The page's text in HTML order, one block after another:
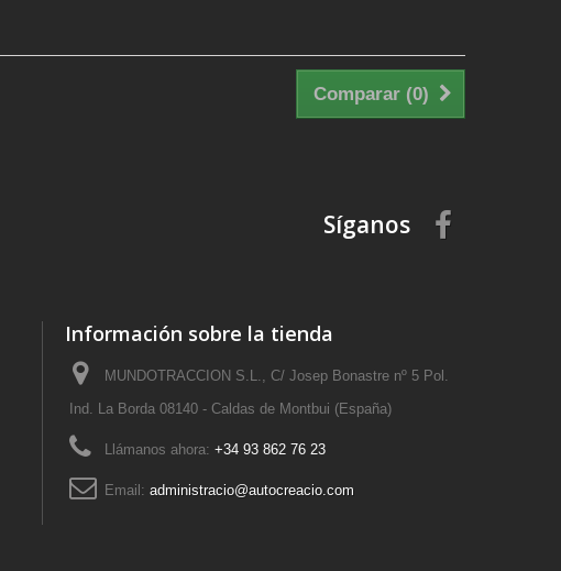
Comparar (0)
Síganos
Información sobre la tienda
MUNDOTRACCION S.L., C/ Josep Bonastre nº 5 Pol.
Ind. La Borda 08140 - Caldas de Montbui (España)
Llámanos ahora: +34 93 862 76 23
Email: administracio@autocreacio.com